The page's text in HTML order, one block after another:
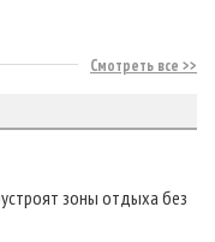
Смотреть все
зоны отдыха без